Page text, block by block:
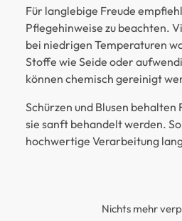
Für langlebige Freude
Pflegehinweise zu beachten.
bei niedrigen Temperaturen
Stoffe wie Seide oder
können chemisch gereinigt
Schürzen und Blusen behalten
sie sanft behandelt werden.
hochwertige Verarbeitung
Nichts mehr